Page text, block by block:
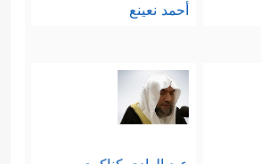
أحمد نعينع